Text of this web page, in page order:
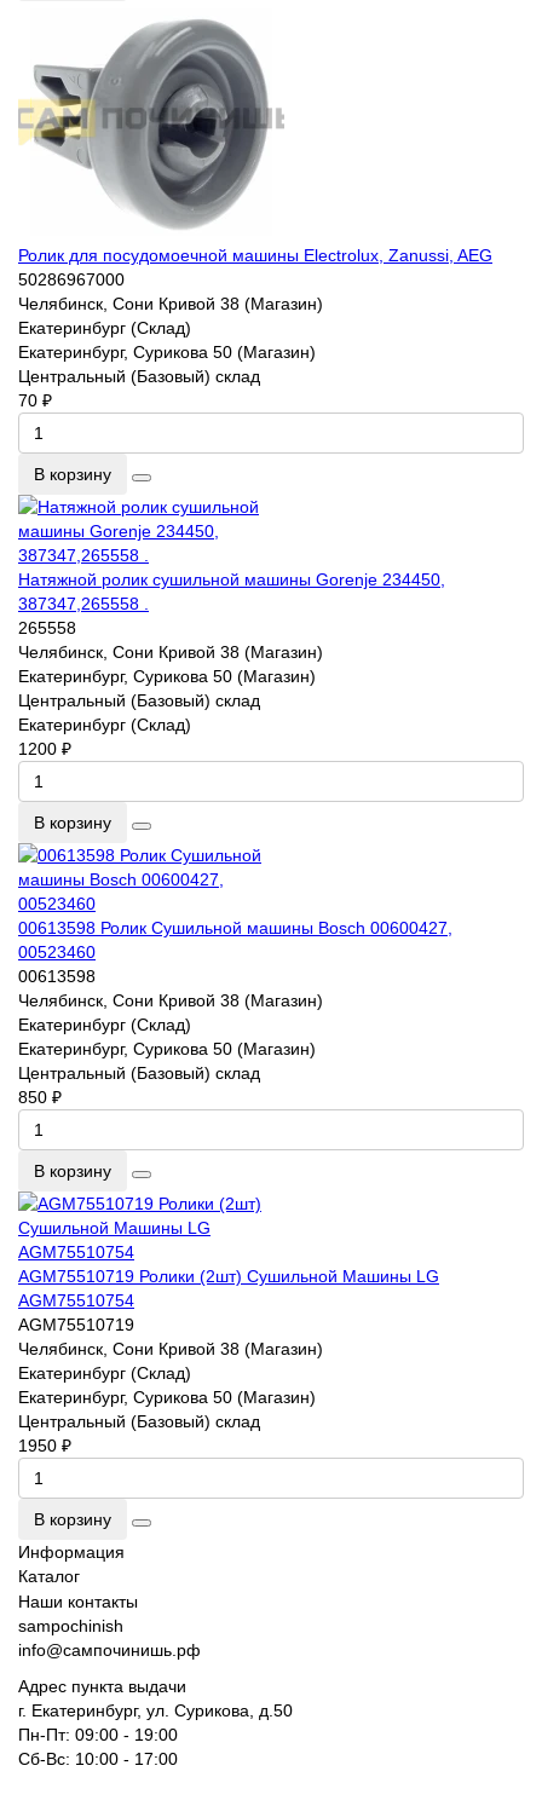
Ролик для посудомоечной машины Electrolux, Zanussi, AEG
50286967000
Челябинск, Сони Кривой 38 (Магазин)
Екатеринбург (Склад)
Екатеринбург, Сурикова 50 (Магазин)
Центральный (Базовый) склад
70 ₽
В корзину
Натяжной ролик сушильной машины Gorenje 234450,
387347,265558 .
265558
Челябинск, Сони Кривой 38 (Магазин)
Екатеринбург, Сурикова 50 (Магазин)
Центральный (Базовый) склад
Екатеринбург (Склад)
1200 ₽
В корзину
00613598 Ролик Сушильной машины Bosch 00600427,
00523460
00613598
Челябинск, Сони Кривой 38 (Магазин)
Екатеринбург (Склад)
Екатеринбург, Сурикова 50 (Магазин)
Центральный (Базовый) склад
850 ₽
В корзину
AGM75510719 Ролики (2шт) Сушильной Машины LG
AGM75510754
AGM75510719
Челябинск, Сони Кривой 38 (Магазин)
Екатеринбург (Склад)
Екатеринбург, Сурикова 50 (Магазин)
Центральный (Базовый) склад
1950 ₽
В корзину
Информация
Каталог
Наши контакты
sampochinish
info@сампочинишь.рф
Адрес пункта выдачи
г. Екатеринбург, ул. Сурикова, д.50
Пн-Пт: 09:00 - 19:00
Сб-Вс: 10:00 - 17:00